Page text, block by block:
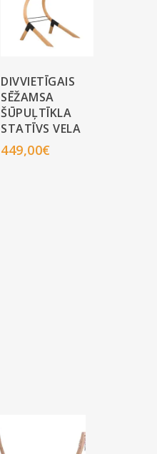
DIVVIETĪGAIS
SĒŽAMSA
ŠŪPUĻTĪKLA
STATĪVS VELA
449,00€